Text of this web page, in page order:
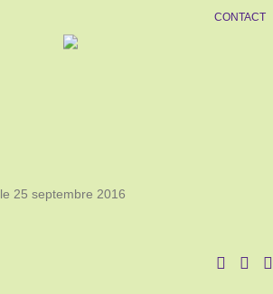
CONTACT
le 25 septembre 2016